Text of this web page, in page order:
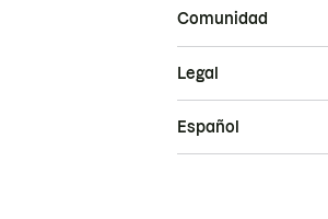
Comunidad
Legal
Español